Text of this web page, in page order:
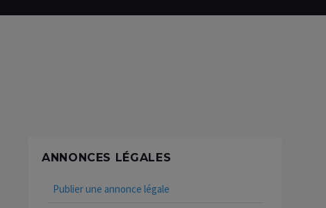
ANNONCES LÉGALES
Publier une annonce légale